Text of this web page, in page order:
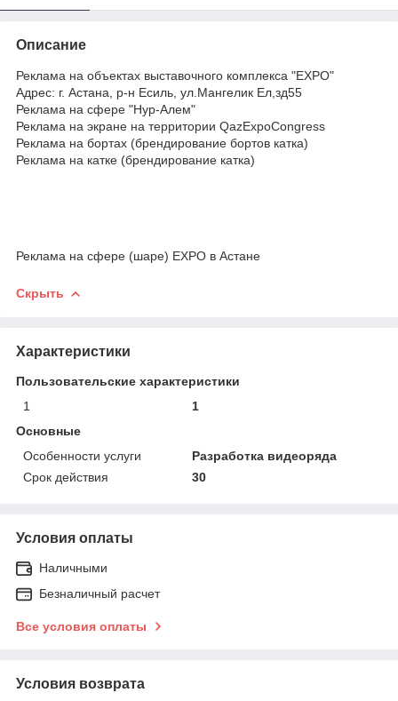
Описание
Реклама на объектах выставочного комплекса "EXPO"
Адрес: г. Астана, р-н Есиль, ул.Мангелик Ел,зд55
Реклама на сфере "Нур-Алем"
Реклама на экране на территории QazExpoCongress
Реклама на бортах (брендирование бортов катка)
Реклама на катке (брендирование катка)
Реклама на сфере (шаре) EXPO в Астане
Скрыть
Характеристики
Пользовательские характеристики
1
1
Основные
Особенности услуги
Разработка видеоряда
Срок действия
30
Условия оплаты
Наличными
Безналичный расчет
Все условия оплаты
Условия возврата